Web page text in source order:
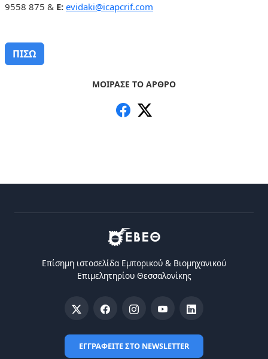
ΜΟΙΡΑΣΕ ΤΟ ΑΡΘΡΟ
9558 875 & E: evidaki@icapcrif.com
ΠΙΣΩ
Επίσημη ιστοσελίδα Eμπορικού & Bιομηχανικού
Eπιμελητηρίου Θεσσαλονίκης
ΕΓΓΡΑΦΕΙΤΕ ΣΤΟ NEWSLETTER